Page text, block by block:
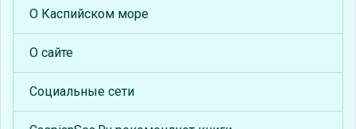
О Каспийском море
О сайте
Социальные сети